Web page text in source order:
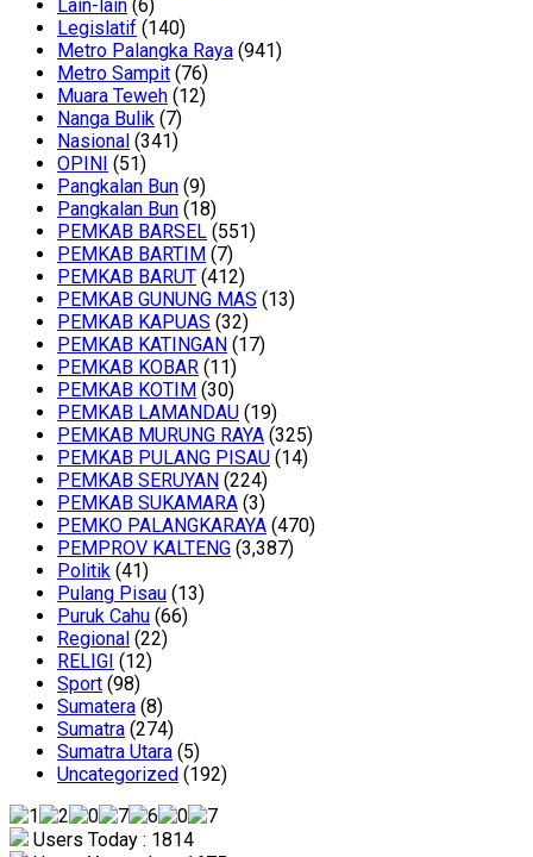
Lain-lain (6)
Legislatif (140)
Metro Palangka Raya (941)
Metro Sampit (76)
Muara Teweh (12)
Nanga Bulik (7)
Nasional (341)
OPINI (51)
Pangkalan Bun (9)
Pangkalan Bun (18)
PEMKAB BARSEL (551)
PEMKAB BARTIM (7)
PEMKAB BARUT (412)
PEMKAB GUNUNG MAS (13)
PEMKAB KAPUAS (32)
PEMKAB KATINGAN (17)
PEMKAB KOBAR (11)
PEMKAB KOTIM (30)
PEMKAB LAMANDAU (19)
PEMKAB MURUNG RAYA (325)
PEMKAB PULANG PISAU (14)
PEMKAB SERUYAN (224)
PEMKAB SUKAMARA (3)
PEMKO PALANGKARAYA (470)
PEMPROV KALTENG (3,387)
Politik (41)
Pulang Pisau (13)
Puruk Cahu (66)
Regional (22)
RELIGI (12)
Sport (98)
Sumatera (8)
Sumatra (274)
Sumatra Utara (5)
Uncategorized (192)
Users Today : 1814